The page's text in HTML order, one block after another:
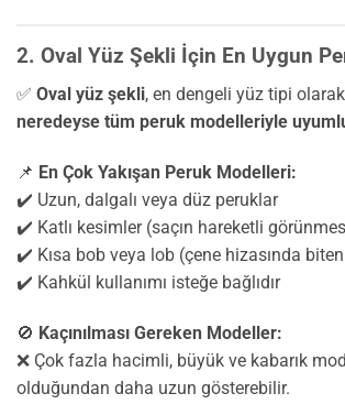
2. Oval Yüz Şekli İçin En Uygun
✅ Oval yüz şekli, en dengeli yüz tipi
neredeyse tüm peruk modelleriyle
📌 En Çok Yakışan Peruk Modelleri:
✔️ Uzun, dalgalı veya düz peruklar
✔️ Katlı kesimler (saçın hareketli
✔️ Kısa bob veya lob (çene hizasında
✔️ Kahkül kullanımı isteğe bağlıdır
🚫 Kaçınılması Gereken Modeller:
❌ Çok fazla hacimli, büyük ve kabarık
olduğundan daha uzun gösterebilir.